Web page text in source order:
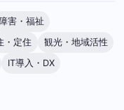
障害・福祉
・定住
観光・地域活性
IT導入・DX